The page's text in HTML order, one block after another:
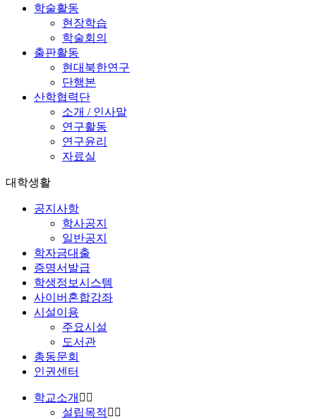
학술활동
현장학습
학술회의
출판활동
현대북한연구
단행본
산학협력단
소개 / 인사말
연구활동
연구윤리
자료실
대학생활
공지사항
학사공지
일반공지
학자금대출
증명서발급
학생정보시스템
사이버혼합강좌
시설이용
주요시설
도서관
총동문회
인권센터
학교소개
설립목적